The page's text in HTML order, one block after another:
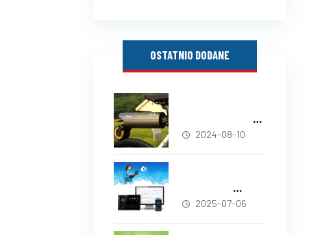
OSTATNIO DODANE
2 – przekształć
rower w e-bike!
2024-08-10
sprawdź, co się
2025-07-06